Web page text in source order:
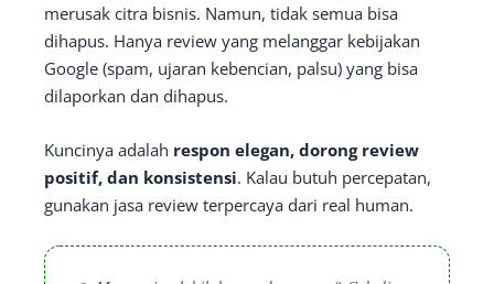
merusak citra bisnis. Namun, tidak semua bisa
dihapus. Hanya review yang melanggar kebijakan
Google (spam, ujaran kebencian, palsu) yang bisa
dilaporkan dan dihapus.
Kuncinya adalah respon elegan, dorong review
positif, dan konsistensi. Kalau butuh percepatan,
gunakan jasa review terpercaya dari real human.